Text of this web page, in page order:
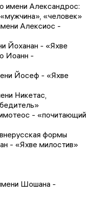
имени Александрос:
«человек»
Алексиос -
Йоханан - «Яхве
Иоанн -
Йосеф - «Яхве
Никетас,
- «почитающий
формы
- «Яхве милостив»
Шошана -